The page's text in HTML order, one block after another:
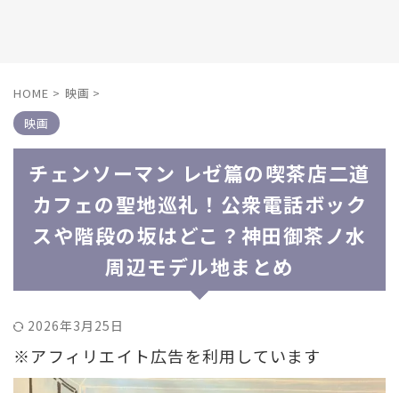
HOME > 映画 >
映画
チェンソーマン レゼ篇の喫茶店二道
カフェの聖地巡礼！公衆電話ボック
スや階段の坂はどこ？神田御茶ノ水
周辺モデル地まとめ
2026年3月25日
※アフィリエイト広告を利用しています